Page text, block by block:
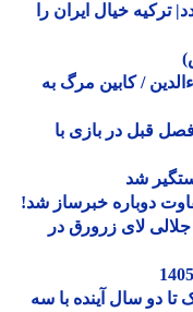
خیال ایران را
/ کابین مرگ به
قبل در بازی با
شد
دوباره خبرساز شد!
لای زرورق در
سال آینده با سه